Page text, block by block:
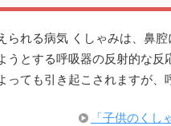
られる病気 くしゃみは、鼻
うとする呼吸器の反射的な
っても引き起こされますが、
「子供のく